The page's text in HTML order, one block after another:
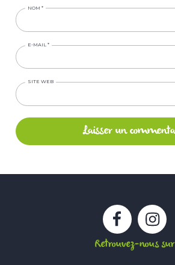
NOM *
E-MAIL *
SITE WEB
Retrouvez-nous sur
FacebookInstagram